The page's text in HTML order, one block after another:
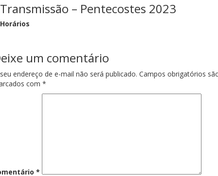
Transmissão – Pentecostes 2023
Horários
um comentário
endereço de e-mail não será publicado. Campos obrigatórios
com *
*